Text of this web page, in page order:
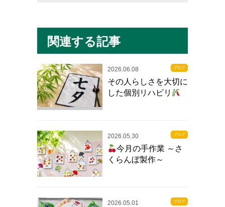
関連する記事
ブログ
2026.06.08
その人らしさを大切に
した個別リハビリ
ブログ
2026.05.30
今月の手作業 ～さ
くらんぼ製作～
ブログ
2026.05.01